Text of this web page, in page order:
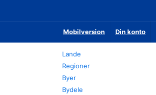
Mobilversion Din konto
Lande
Regioner
Byer
Bydele